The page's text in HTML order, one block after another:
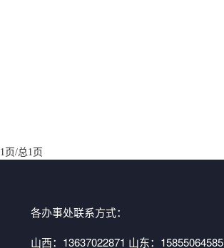
1页/总1页
各办事处联系方式：
山西：13637022871 山东：15855064585